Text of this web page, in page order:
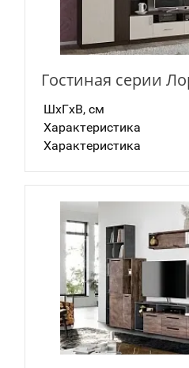
Гостиная серии
ШxГxВ, см
Характеристика
Характеристика